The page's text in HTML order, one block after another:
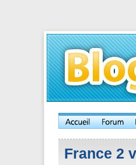
France 2